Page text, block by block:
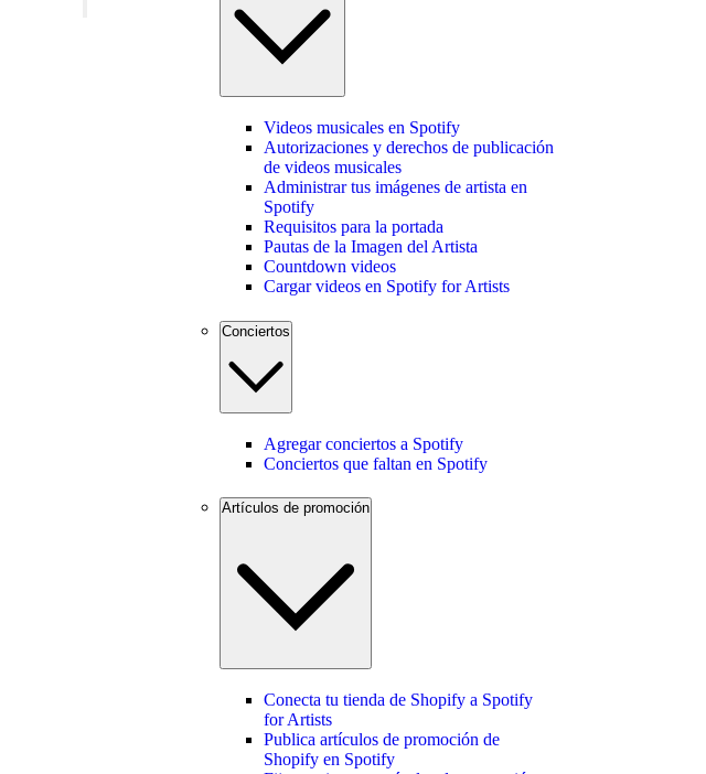
Videos musicales en Spotify
Autorizaciones y derechos de publicación
de videos musicales
Administrar tus imágenes de artista en
Spotify
Requisitos para la portada
Pautas de la Imagen del Artista
Countdown videos
Cargar videos en Spotify for Artists
Conciertos
Agregar conciertos a Spotify
Conciertos que faltan en Spotify
Artículos de promoción
Conecta tu tienda de Shopify a Spotify
for Artists
Publica artículos de promoción de
Shopify en Spotify